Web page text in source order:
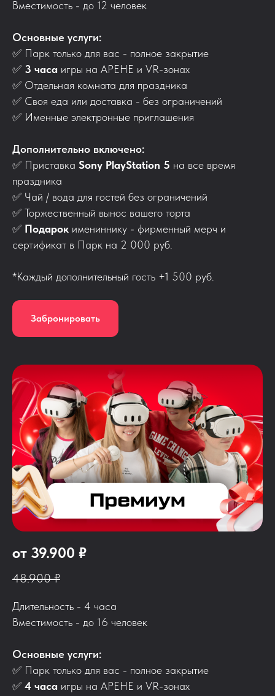
Вместимость - до 12 человек
Основные услуги:
✅ Парк только для вас - полное закрытие
✅ 3 часа игры на АРЕНЕ и VR-зонах
✅ Отдельная комната для праздника
✅ Своя еда или доставка - без ограничений
✅ Именные электронные приглашения
Дополнительно включено:
✅ Приставка Sony PlayStation 5 на все время
праздника
✅ Чай / вода для гостей без ограничений
✅ Торжественный вынос вашего торта
✅ Подарок имениннику - фирменный мерч и
сертификат в Парк на 2 000 руб.
*Каждый дополнительный гость +1 500 руб.
Забронировать
от 39.900 ₽
48.900 ₽
Длительность - 4 часа
Вместимость - до 16 человек
Основные услуги:
✅ Парк только для вас - полное закрытие
✅ 4 часа игры на АРЕНЕ и VR-зонах